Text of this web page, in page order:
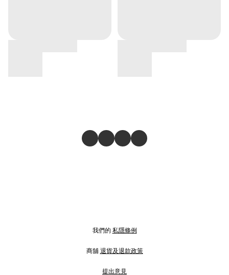
我們的 私隱條例
商舖 退貨及退款政策
提出意見